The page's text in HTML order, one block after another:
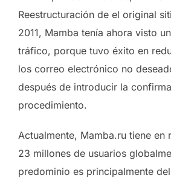
Reestructuración de el original
2011, Mamba tenía ahora visto
tráfico, porque tuvo éxito en
los correo electrónico no
después de introducir la
procedimiento.
Actualmente, Mamba.ru tiene en
23 millones de usuarios
predominio es principalmente